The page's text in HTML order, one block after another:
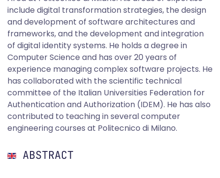
include digital transformation strategies, the design
and development of software architectures and
frameworks, and the development and integration
of digital identity systems. He holds a degree in
Computer Science and has over 20 years of
experience managing complex software projects. He
has collaborated with the scientific technical
committee of the Italian Universities Federation for
Authentication and Authorization (IDEM). He has also
contributed to teaching in several computer
engineering courses at Politecnico di Milano.
ABSTRACT